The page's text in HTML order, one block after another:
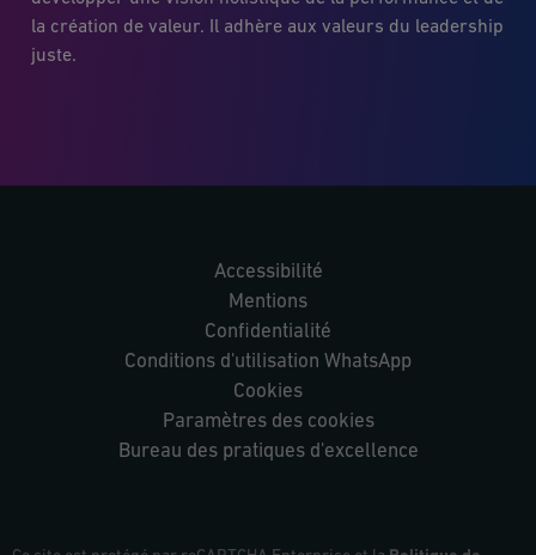
la création de valeur. Il adhère aux valeurs du leadership
juste.
Accessibilité
Mentions
Confidentialité
Conditions d'utilisation WhatsApp
Cookies
Paramètres des cookies
Bureau des pratiques d'excellence